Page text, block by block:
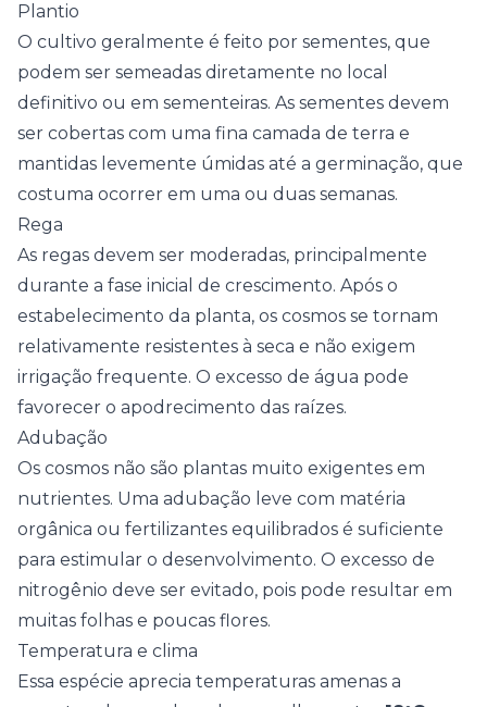
Plantio
O cultivo geralmente é feito por sementes, que
podem ser semeadas diretamente no local
definitivo ou em sementeiras. As sementes devem
ser cobertas com uma fina camada de terra e
mantidas levemente úmidas até a germinação, que
costuma ocorrer em uma ou duas semanas.
Rega
As regas devem ser moderadas, principalmente
durante a fase inicial de crescimento. Após o
estabelecimento da planta, os cosmos se tornam
relativamente resistentes à seca e não exigem
irrigação frequente. O excesso de água pode
favorecer o apodrecimento das raízes.
Adubação
Os cosmos não são plantas muito exigentes em
nutrientes. Uma adubação leve com matéria
orgânica ou fertilizantes equilibrados é suficiente
para estimular o desenvolvimento. O excesso de
nitrogênio deve ser evitado, pois pode resultar em
muitas folhas e poucas flores.
Temperatura e clima
Essa espécie aprecia temperaturas amenas a